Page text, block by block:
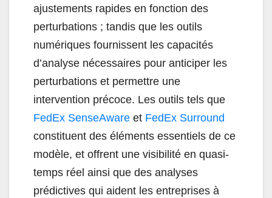
ajustements rapides en fonction des
perturbations ; tandis que les outils
numériques fournissent les capacités
d’analyse nécessaires pour anticiper les
perturbations et permettre une
intervention précoce. Les outils tels que
FedEx SenseAware et FedEx Surround
constituent des éléments essentiels de ce
modèle, et offrent une visibilité en quasi-
temps réel ainsi que des analyses
prédictives qui aident les entreprises à